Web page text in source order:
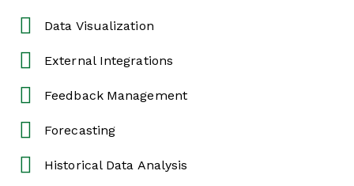
Data Visualization
External Integrations
Feedback Management
Forecasting
Historical Data Analysis